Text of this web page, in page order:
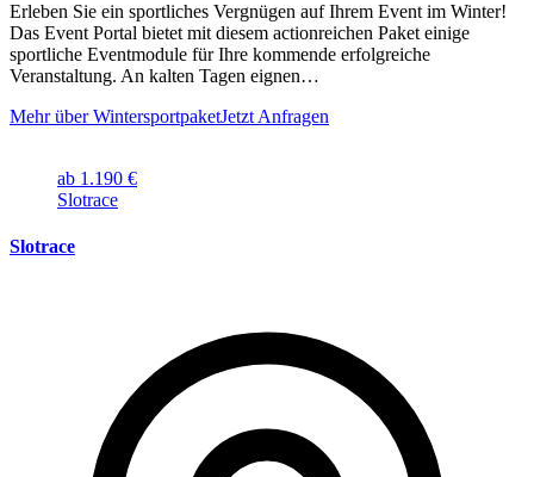
Erleben Sie ein sportliches Vergnügen auf Ihrem Event im Winter!
Das Event Portal bietet mit diesem actionreichen Paket einige
sportliche Eventmodule für Ihre kommende erfolgreiche
Veranstaltung. An kalten Tagen eignen…
Mehr über WintersportpaketJetzt Anfragen
ab 1.190 €
Slotrace
Slotrace